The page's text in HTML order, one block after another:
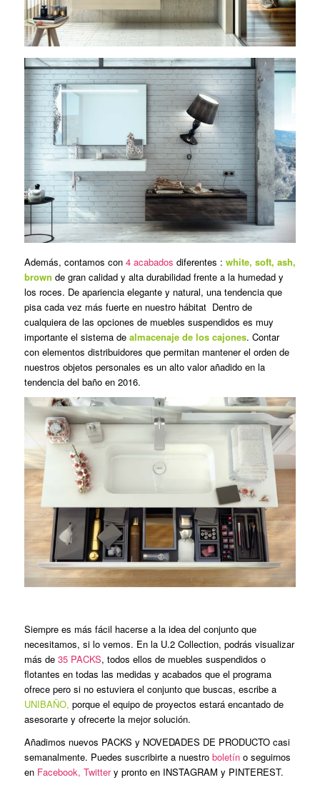
Además, contamos con4 acabados diferentes : white, soft, ash,
brown de gran calidad y alta durabilidad frente a la humedad y
los roces. De apariencia elegante y natural, una tendencia que
pisa cada vez más fuerte en nuestro hábitat Dentro de
cualquiera de las opciones de muebles suspendidos es muy
importante el sistema de almacenaje de los cajones. Contar
con elementos distribuidores que permitan mantener el orden de
nuestros objetos personales es un alto valor añadido en la
tendencia del baño en 2016.
Siempre es más fácil hacerse a la idea del conjunto que
necesitamos, si lo vemos. En la U.2 Collection, podrás visualizar
más de35 PACKS, todos ellos de muebles suspendidos o
flotantes en todas las medidas y acabados que el programa
ofrece pero si no estuviera el conjunto que buscas, escribe a
UNIBAÑO, porque el equipo de proyectos estará encantado de
asesorarte y ofrecerte la mejor solución.
Añadimos nuevos PACKS y NOVEDADES DE PRODUCTO casi
semanalmente. Puedes suscribirte a nuestro boletíno seguirnos
en Facebook, Twittery pronto en INSTAGRAM y PINTEREST.